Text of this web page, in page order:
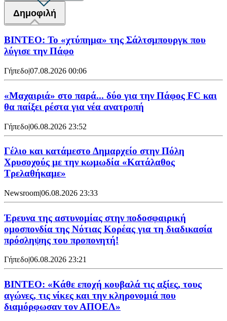
Δημοφιλή
ΒΙΝΤΕΟ: Το «χτύπημα» της Σάλτσμπουργκ που
λύγισε την Πάφο
Γήπεδο|07.08.2026 00:06
«Μαχαιριά» στο παρά... δύο για την Πάφος FC και
θα παίξει ρέστα για νέα ανατροπή
Γήπεδο|06.08.2026 23:52
Γέλιο και κατάμεστο Δημαρχείο στην Πόλη
Χρυσοχούς με την κωμωδία «Κατάλαθος
Τρελαθήκαμε»
Newsroom|06.08.2026 23:33
Έρευνα της αστυνομίας στην ποδοσφαιρική
ομοσπονδία της Νότιας Κορέας για τη διαδικασία
πρόσληψης του προπονητή!
Γήπεδο|06.08.2026 23:21
ΒΙΝΤΕΟ: «Κάθε εποχή κουβαλά τις αξίες, τους
αγώνες, τις νίκες και την κληρονομιά που
διαμόρφωσαν τον ΑΠΟΕΛ»